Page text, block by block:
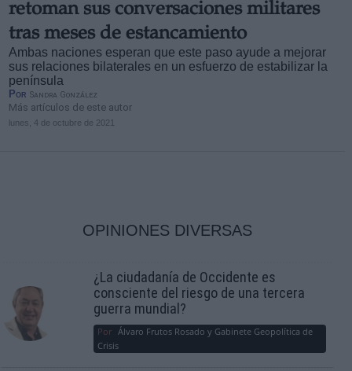
retoman sus conversaciones militares
tras meses de estancamiento
Ambas naciones esperan que este paso ayude a mejorar
sus relaciones bilaterales en un esfuerzo de estabilizar la
península
Por Sandra González
Más artículos de este autor
lunes, 4 de octubre de 2021
OPINIONES DIVERSAS
¿La ciudadanía de Occidente es
consciente del riesgo de una tercera
guerra mundial?
Por Álvaro Frutos Rosado y Gabinete Geopolítica de
Crisis